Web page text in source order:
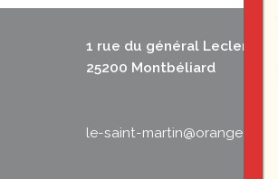
1 rue du général Leclerc
25200 Montbéliard
le-saint-martin@orange.fr